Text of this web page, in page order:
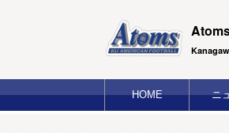
HOME ニ